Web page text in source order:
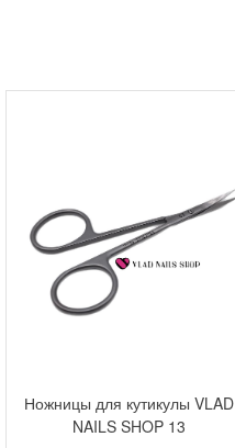
Ножницы для кутикулы VLAD
NAILS SHOP 13